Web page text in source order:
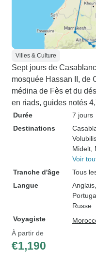
Villes & Culture
Sept jours de
mosquée Hassan II, de
médina de Fès et du
en riads, guides notés
Durée
7 jours
Destinations
Midelt
Voir
Tranche d'âge
Tous
Langue
Russe
Voyagiste
À partir de
€1,190